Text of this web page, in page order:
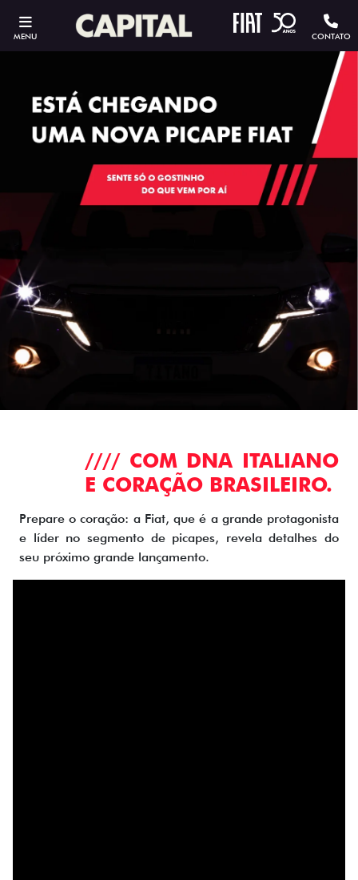
MENU CONTATO
//// COM DNA ITALIANO
E CORAÇÃO BRASILEIRO.
Prepare o coração: a Fiat, que é a grande protagonista
e líder no segmento de picapes, revela detalhes do
seu próximo grande lançamento.